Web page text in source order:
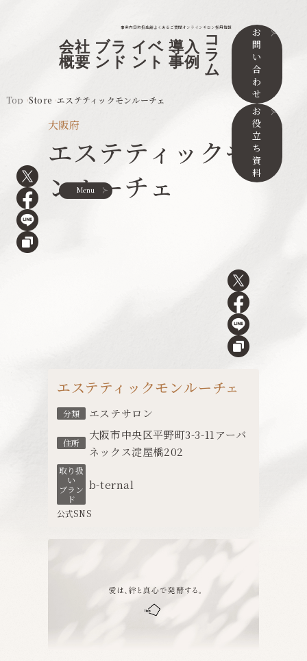
事業内容取扱店舗よくあるご質問オンラインサロン採用情報
会社
概要
ブラ
ンド
イベ
ント
導入
事例
コ
ラ
ム
お
問
い
合
わ
せ
お
役
立
ち
資
料
Menu
Top Store エステティックモンルーチェ
大阪府
エステティックモ
ンルーチェ
エステティックモンルーチェ
分類 エステサロン
住所
大阪市中央区平野町3-3-11アーバ
ネックス淀屋橋202
取り扱
い
ブラン
ド
b-ternal
公式SNS